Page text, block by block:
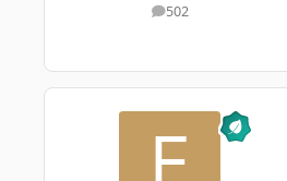
502
messages